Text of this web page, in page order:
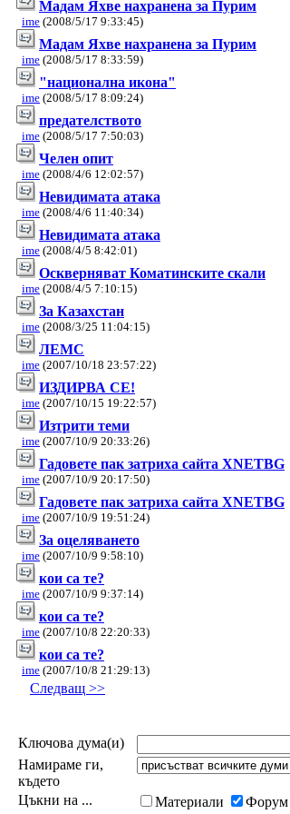
Мадам Яхве нахранена за Пурим
ime (2008/5/17 9:33:45)
Мадам Яхве нахранена за Пурим
ime (2008/5/17 8:33:59)
"национална икона"
ime (2008/5/17 8:09:24)
предателството
ime (2008/5/17 7:50:03)
Челен опит
ime (2008/4/6 12:02:57)
Невидимата атака
ime (2008/4/6 11:40:34)
Невидимата атака
ime (2008/4/5 8:42:01)
Оскверняват Коматинските скали
ime (2008/4/5 7:10:15)
За Казахстан
ime (2008/3/25 11:04:15)
ЛЕМС
ime (2007/10/18 23:57:22)
ИЗДИРВА СЕ!
ime (2007/10/15 19:22:57)
Изтрити теми
ime (2007/10/9 20:33:26)
Гадовете пак затриха сайта XNETBG
ime (2007/10/9 20:17:50)
Гадовете пак затриха сайта XNETBG
ime (2007/10/9 19:51:24)
За оцеляването
ime (2007/10/9 9:58:10)
кои са те?
ime (2007/10/9 9:37:14)
кои са те?
ime (2007/10/8 22:20:33)
кои са те?
ime (2007/10/8 21:29:13)
Следващ >>
Ключова дума(и)
Намираме ги,
където
Цъкни на ...
Материали Форум